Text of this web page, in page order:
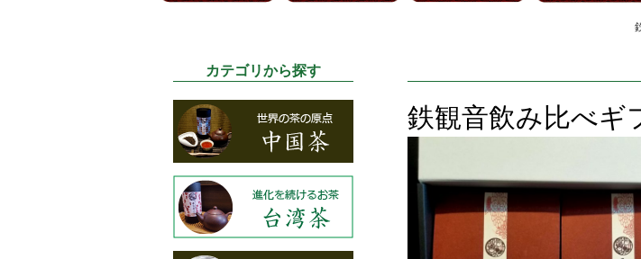
カテゴリから探す
鉄観音飲み比べギ